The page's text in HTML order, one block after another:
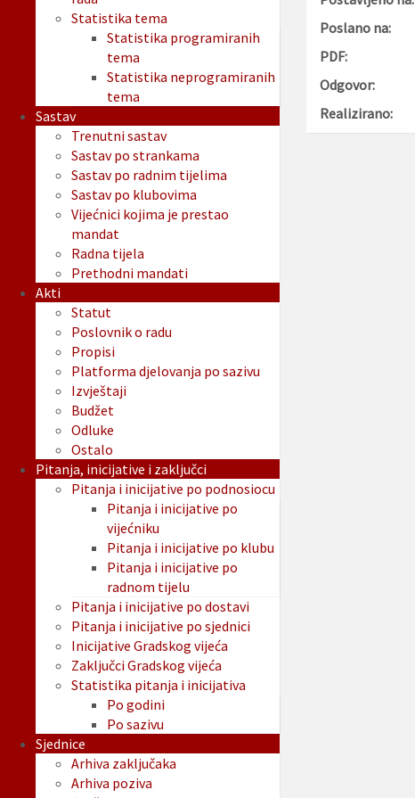
Poslano na:
PDF:
Odgovor:
Realizirano:
Statistika tema
Statistika programiranih
tema
Statistika neprogramiranih
tema
Sastav
Trenutni sastav
Sastav po strankama
Sastav po radnim tijelima
Sastav po klubovima
Vijećnici kojima je prestao
mandat
Radna tijela
Prethodni mandati
Akti
Statut
Poslovnik o radu
Propisi
Platforma djelovanja po sazivu
Izvještaji
Budžet
Odluke
Ostalo
Pitanja, inicijative i zaključci
Pitanja i inicijative po podnosiocu
Pitanja i inicijative po
vijećniku
Pitanja i inicijative po klubu
Pitanja i inicijative po
radnom tijelu
Pitanja i inicijative po dostavi
Pitanja i inicijative po sjednici
Inicijative Gradskog vijeća
Zaključci Gradskog vijeća
Statistika pitanja i inicijativa
Po godini
Po sazivu
Sjednice
Arhiva zaključaka
Arhiva poziva